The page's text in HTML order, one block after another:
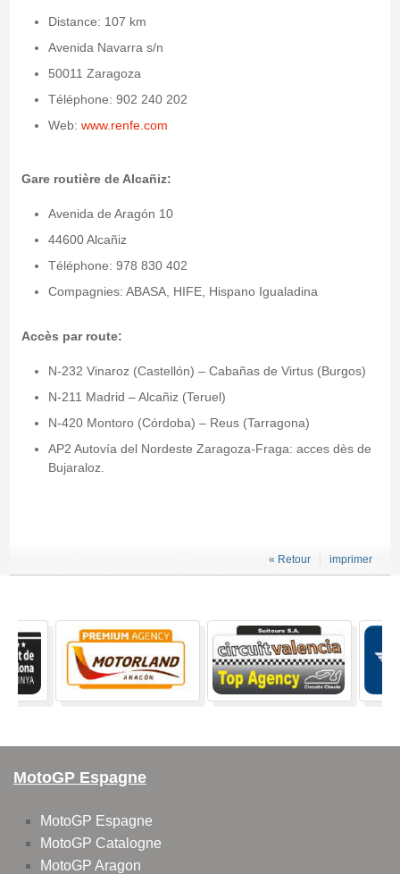
Distance: 107 km
Avenida Navarra s/n
50011 Zaragoza
Téléphone: 902 240 202
Web: www.renfe.com
Gare routière de Alcañiz:
Avenida de Aragón 10
44600 Alcañiz
Téléphone: 978 830 402
Compagnies: ABASA, HIFE, Hispano Igualadina
Accès par route:
N-232 Vinaroz (Castellón) – Cabañas de Virtus (Burgos)
N-211 Madrid – Alcañiz (Teruel)
N-420 Montoro (Córdoba) – Reus (Tarragona)
AP2 Autovía del Nordeste Zaragoza-Fraga: acces dès de
Bujaraloz.
imprimer
« Retour
MotoGP Espagne
MotoGP Espagne
MotoGP Catalogne
MotoGP Aragon